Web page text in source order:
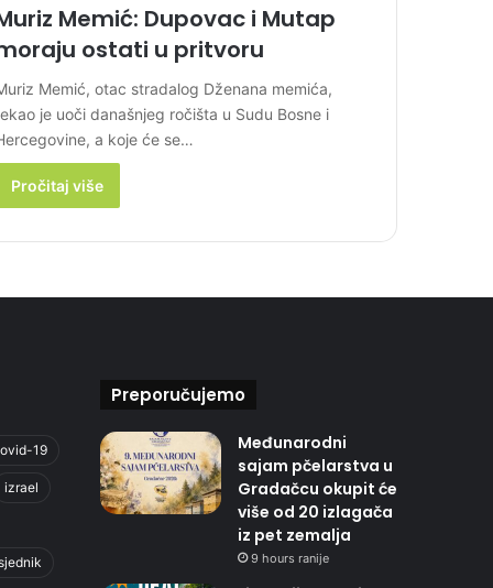
Memić: Dupovac i Mutap
ostati u pritvoru
Memić, otac stradalog Dženana memića,
je uoči današnjeg ročišta u Sudu Bosne i
a koje će se…
Pročitaj više
19
izrael
Preporučujemo
Međunarodni
sajam pčelarstva u
Gradačcu okupit će
više od 20 izlagača
iz pet zemalja
9 hours ranije